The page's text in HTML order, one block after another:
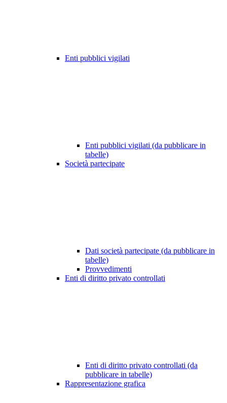
Enti pubblici vigilati
Enti pubblici vigilati (da pubblicare in
tabelle)
Società partecipate
Dati società partecipate (da pubblicare in
tabelle)
Provvedimenti
Enti di diritto privato controllati
Enti di diritto privato controllati (da
pubblicare in tabelle)
Rappresentazione grafica